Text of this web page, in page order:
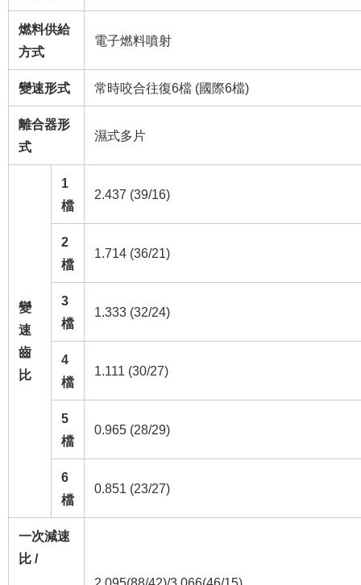
燃料供給
方式
電子燃料噴射
變速形式 常時咬合往復6檔 (國際6檔)
離合器形
式
濕式多片
變
速
齒
比
1
檔
2.437 (39/16)
2
檔
1.714 (36/21)
3
檔
1.333 (32/24)
4
檔
1.111 (30/27)
5
檔
0.965 (28/29)
6
檔
0.851 (23/27)
一次減速
比 /
2.095(88/42)/3.066(46/15)